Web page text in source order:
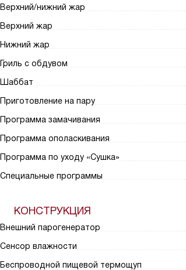
Верхний/нижний жар
Верхний жар
Нижний жар
Гриль с обдувом
Шаббат
Приготовление на пару
Программа замачивания
Программа ополаскивания
Программа по уходу «Сушка»
Специальные программы
КОНСТРУКЦИЯ
Внешний парогенератор
Сенсор влажности
Беспроводной пищевой термощуп